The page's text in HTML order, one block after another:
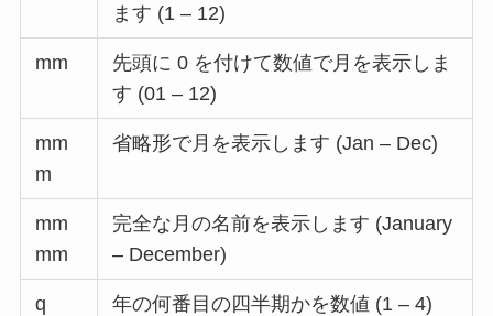
ます (1 – 12)
mm
先頭に 0 を付けて数値で月を表示しま
す (01 – 12)
mm
m
省略形で月を表示します (Jan – Dec)
mm
mm
完全な月の名前を表示します (January
– December)
q
年の何番目の四半期かを数値 (1 – 4)